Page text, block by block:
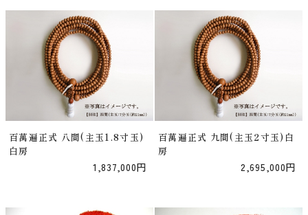
百萬遍正式 八間(主玉1.8寸玉)
白房
1,837,000円
百萬遍正式 九間(主玉2寸玉)白
房
2,695,000円